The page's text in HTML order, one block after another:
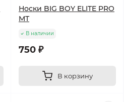
Носки BIG BOY ELITE PRO
MT
В наличии
750 ₽
В корзину